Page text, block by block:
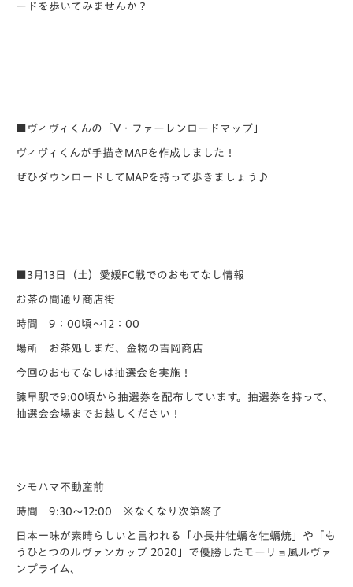
ードを歩いてみませんか？
■ヴィヴィくんの「V・ファーレンロードマップ」
ヴィヴィくんが手描きMAPを作成しました！
ぜひダウンロードしてMAPを持って歩きましょう♪
■3月13日（土）愛媛FC戦でのおもてなし情報
お茶の間通り商店街
時間 9：00頃～12：00
場所 お茶処しまだ、金物の吉岡商店
今回のおもてなしは抽選会を実施！
諫早駅で9:00頃から抽選券を配布しています。抽選券を持って、
抽選会会場までお越しください！
シモハマ不動産前
時間 9:30～12:00 ※なくなり次第終了
日本一味が素晴らしいと言われる「小長井牡蠣を牡蠣焼」や 「も
うひとつのルヴァンカップ ​ 2020」 で優勝したモーリョ風ルヴァ
ンプライム、